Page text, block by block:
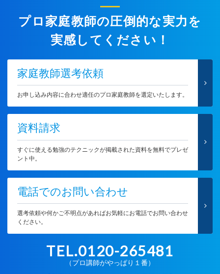
プロ家庭教師の圧倒的な実力を
実感してください！
家庭教師選考依頼
お申し込み内容に合わせ適任のプロ家庭教師を選定いたします。
資料請求
すぐに使える勉強のテクニックが掲載された資料を無料でプレゼ
ント中。
電話でのお問い合わせ
選考依頼や何かご不明点があればお気軽にお電話でお問い合わせ
ください。
TEL.0120-265481
（プロ講師がやっぱり１番）